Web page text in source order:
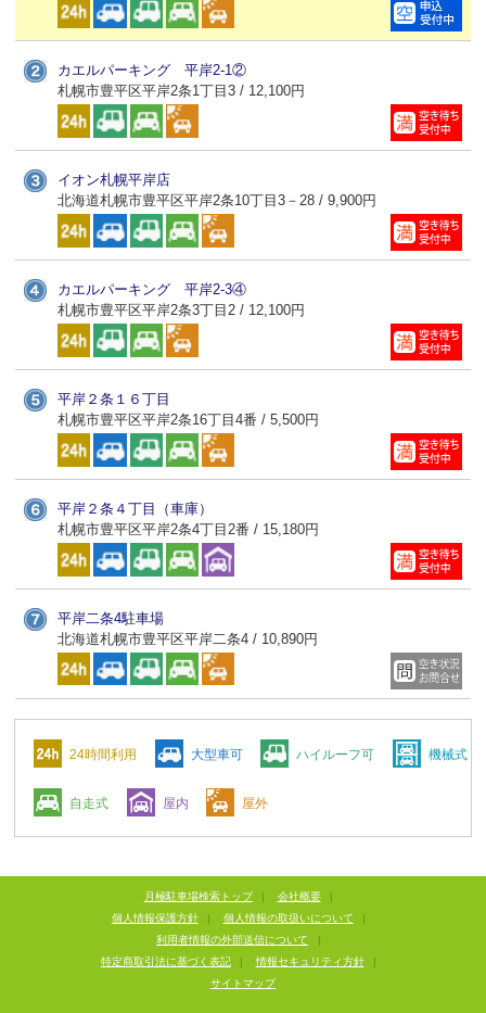
カエルパーキング 平岸2-1②
札幌市豊平区平岸2条1丁目3 / 12,100円
イオン札幌平岸店
北海道札幌市豊平区平岸2条10丁目3－28 / 9,900円
カエルパーキング 平岸2-3④
札幌市豊平区平岸2条3丁目2 / 12,100円
平岸２条１６丁目
札幌市豊平区平岸2条16丁目4番 / 5,500円
平岸２条４丁目（車庫）
札幌市豊平区平岸2条4丁目2番 / 15,180円
平岸二条4駐車場
北海道札幌市豊平区平岸二条4 / 10,890円
24時間利用 大型車可 ハイルーフ可 機械式
自走式 屋内 屋外
月極駐車場検索トップ | 会社概要
|
個人情報保護方針
| 個人情報の取扱いについて
|
利用者情報の外部送信について
|
特定商取引法に基づく表記
| 情報セキュリティ方針
|
サイトマップ